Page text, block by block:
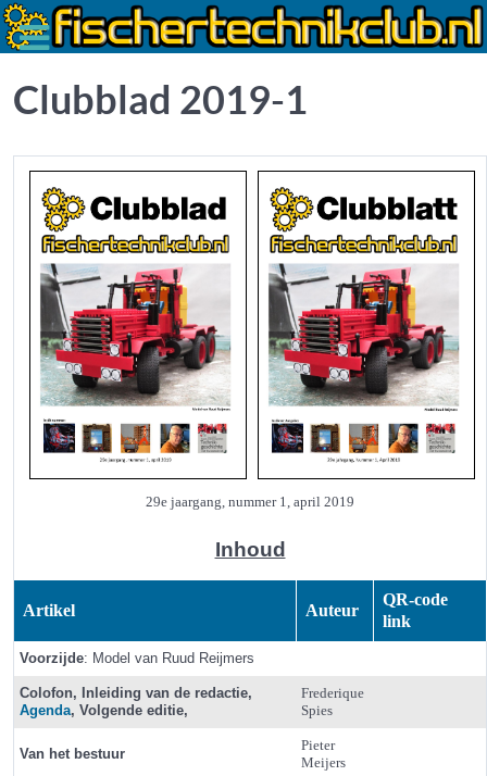
Clubblad 2019-1
29e jaargang, nummer 1, april 2019
Inhoud
Artikel Auteur
QR-code
link
Voorzijde: Model van Ruud Reijmers
Colofon, Inleiding van de redactie,
Agenda, Volgende editie,
Frederique
Spies
Van het bestuur
Pieter
Meijers